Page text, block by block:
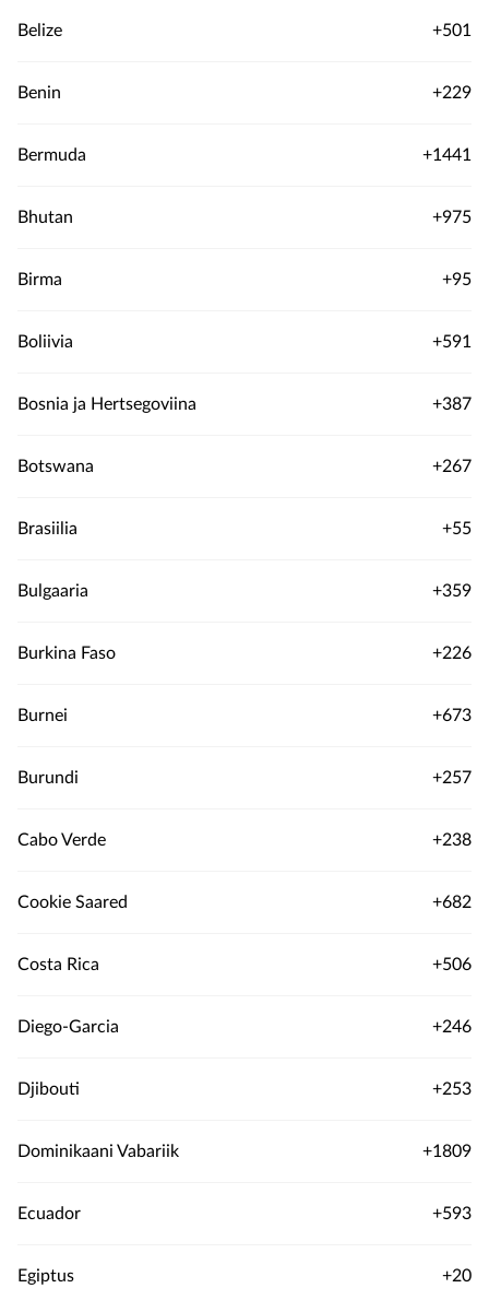
Belize +501
Benin +229
Bermuda +1441
Bhutan +975
Birma +95
Boliivia +591
Bosnia ja Hertsegoviina +387
Botswana +267
Brasiilia +55
Bulgaaria +359
Burkina Faso +226
Burnei +673
Burundi +257
Cabo Verde +238
Cookie Saared +682
Costa Rica +506
Diego-Garcia +246
Djibouti +253
Dominikaani Vabariik +1809
Ecuador +593
Egiptus +20